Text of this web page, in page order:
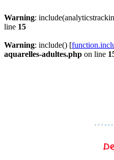
Warning:
line 15
Warning: include() [
aquarelles-adultes.php on line